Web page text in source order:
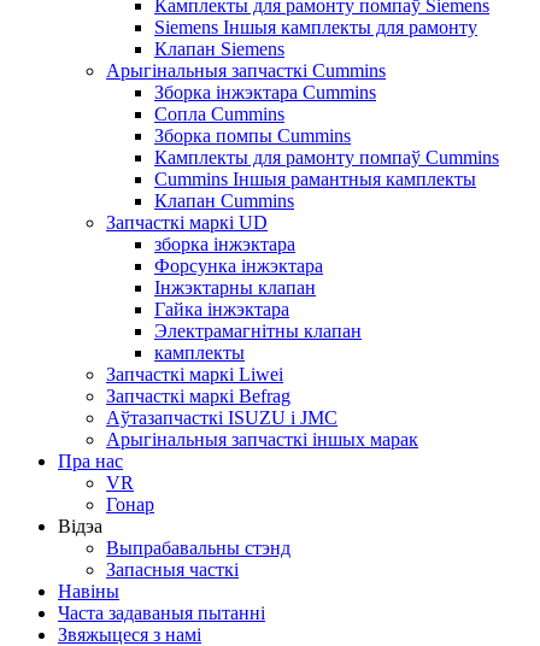
Камплекты для рамонту помпаў Siemens
Siemens Іншыя камплекты для рамонту
Клапан Siemens
Арыгінальныя запчасткі Cummins
Зборка інжэктара Cummins
Сопла Cummins
Зборка помпы Cummins
Камплекты для рамонту помпаў Cummins
Cummins Іншыя рамантныя камплекты
Клапан Cummins
Запчасткі маркі UD
зборка інжэктара
Форсунка інжэктара
Інжэктарны клапан
Гайка інжэктара
Электрамагнітны клапан
камплекты
Запчасткі маркі Liwei
Запчасткі маркі Befrag
Аўтазапчасткі ISUZU і JMC
Арыгінальныя запчасткі іншых марак
Пра нас
VR
Гонар
Відэа
Выпрабавальны стэнд
Запасныя часткі
Навіны
Часта задаваныя пытанні
Звяжыцеся з намі